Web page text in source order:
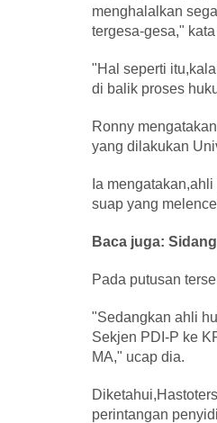
menghalalkan
tergesa-gesa,"
"Hal seperti
di balik proses
Ronny
yang dilakukan
Ia
suap yang
Baca juga:
Pada putusan
"Sedangkan ahli
Sekjen PDI-P ke
MA," ucap dia.
perintangan